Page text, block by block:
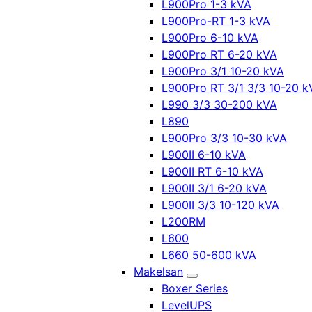
L900Pro 1-3 kVA
L900Pro-RT 1-3 kVA
L900Pro 6-10 kVA
L900Pro RT 6-20 kVA
L900Pro 3/1 10-20 kVA
L900Pro RT 3/1 3/3 10-20
L990 3/3 30-200 kVA
L890
L900Pro 3/3 10-30 kVA
L900II 6-10 kVA
L900II RT 6-10 kVA
L900II 3/1 6-20 kVA
L900II 3/3 10-120 kVA
L200RM
L600
L660 50-600 kVA
Makelsan
Boxer Series
LevelUPS